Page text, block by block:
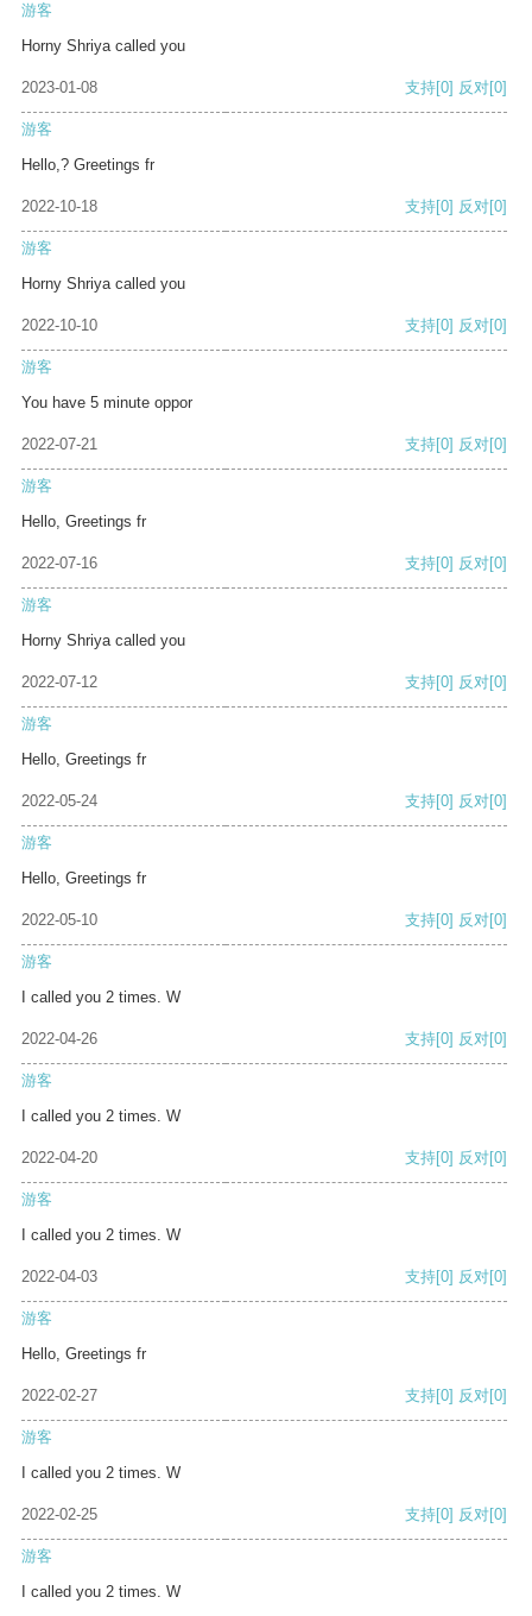
游客
Horny Shriya called you
2023-01-08 支持[0] 反对[0]
游客
Hello,? Greetings fr
2022-10-18 支持[0] 反对[0]
游客
Horny Shriya called you
2022-10-10 支持[0] 反对[0]
游客
You have 5 minute oppor
2022-07-21 支持[0] 反对[0]
游客
Hello, Greetings fr
2022-07-16 支持[0] 反对[0]
游客
Horny Shriya called you
2022-07-12 支持[0] 反对[0]
游客
Hello, Greetings fr
2022-05-24 支持[0] 反对[0]
游客
Hello, Greetings fr
2022-05-10 支持[0] 反对[0]
游客
I called you 2 times. W
2022-04-26 支持[0] 反对[0]
游客
I called you 2 times. W
2022-04-20 支持[0] 反对[0]
游客
I called you 2 times. W
2022-04-03 支持[0] 反对[0]
游客
Hello, Greetings fr
2022-02-27 支持[0] 反对[0]
游客
I called you 2 times. W
2022-02-25 支持[0] 反对[0]
游客
I called you 2 times. W